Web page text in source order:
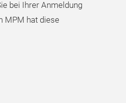
bei Ihrer Anmeldung
MPM hat diese